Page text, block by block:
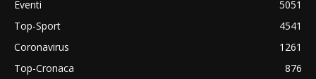
Eventi
5051
Top-Sport
4541
Coronavirus
1261
Top-Cronaca
876